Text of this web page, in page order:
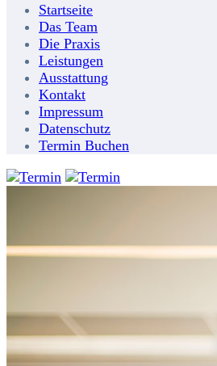
Startseite
Das Team
Die Praxis
Leistungen
Ausstattung
Kontakt
Impressum
Datenschutz
Termin Buchen